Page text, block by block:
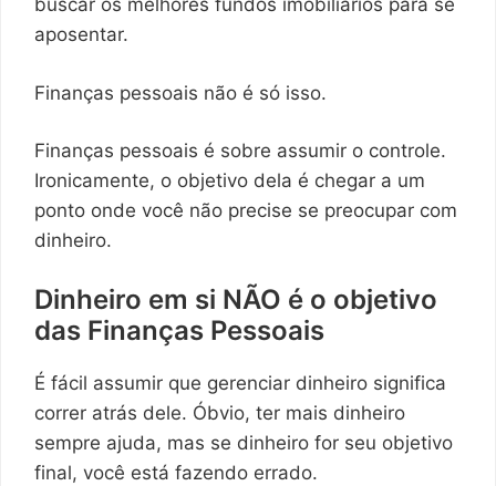
buscar os melhores fundos imobiliários para se
aposentar.
Finanças pessoais não é só isso.
Finanças pessoais é sobre assumir o controle.
Ironicamente, o objetivo dela é chegar a um
ponto onde você não precise se preocupar com
dinheiro.
Dinheiro em si NÃO é o objetivo
das Finanças Pessoais
É fácil assumir que gerenciar dinheiro significa
correr atrás dele. Óbvio, ter mais dinheiro
sempre ajuda, mas se dinheiro for seu objetivo
final, você está fazendo errado.